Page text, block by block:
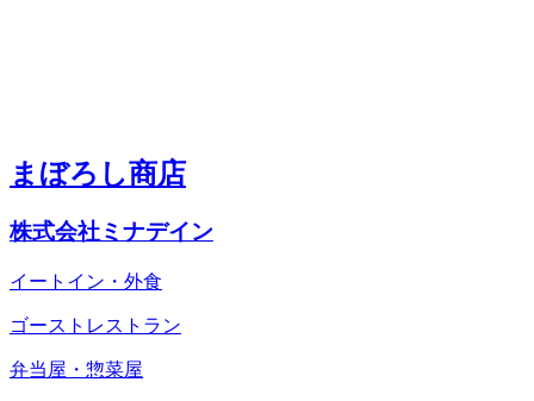
まぼろし商店
株式会社ミナデイン
イートイン・外食
ゴーストレストラン
弁当屋・惣菜屋